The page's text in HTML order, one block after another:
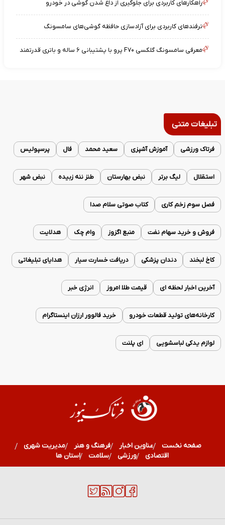
راهکارهای کاربردی برای جلوگیری از داغ شدن گوشی در خودرو
ترفندهای کاربردی برای آزادسازی حافظه گوشی‌های سامسونگ
معرفی سامسونگ گلکسی F۷۰ پرو با پشتیبانی ۶ ساله و باتری قدرتمند
تبلیغات متنی
فرتاک ورزشی آموزش آشپزی سعید محمد فال پرسپولیس
استقلال لیگ برتر نبض بهارستان طنز ننه زبیده نبض شهر
فصل سوم زخم کاری کتاب صوتی سلام صدا
فروش و خرید سهام نفت منبع اگزوز وام چک هدلایت
کاخ لبخند دندان پزشکی دریافت خسارت سیار هدایای تبلیغاتی
آخرین اخبار لحظه ای قیمت طلا امروز انرژی خبر
کارخانه‌های تولید قطعات خودرو خرید فالوور ارزان اینستاگرام
لوازم یدکی لباسشویی ای پلنت
صفحه نخست عناوین اخبار فرهنگ و هنر
مدیریت شهری
اقتصادی
ورزشی سلامت استان ها